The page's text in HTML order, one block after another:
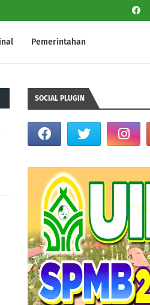
Pemerintahan
SOCIAL PLUGIN